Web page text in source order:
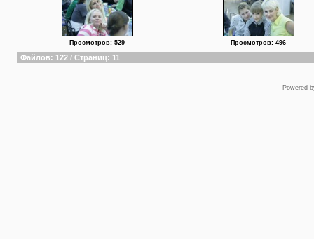
Просмотров: 529 Просмотров: 496
Файлов: 122 / Страниц: 11
Powered